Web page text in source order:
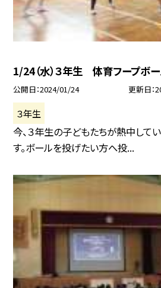
1/24（水）３年生 体育フープボ
公開日 2024/01/24 更新日
３年生
今、３年生の子どもたちが熱中して
す。ボールを投げたい方へ投...